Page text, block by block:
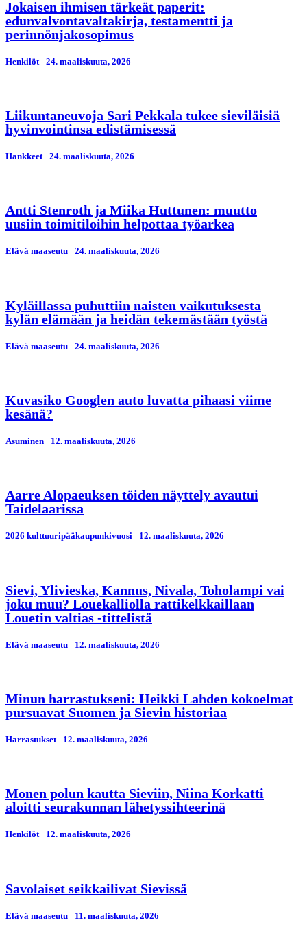
Jokaisen ihmisen tärkeät paperit:
edunvalvontavaltakirja, testamentti ja
perinnönjakosopimus
Henkilöt 24. maaliskuuta, 2026
Liikuntaneuvoja Sari Pekkala tukee sieviläisiä
hyvinvointinsa edistämisessä
Hankkeet 24. maaliskuuta, 2026
Antti Stenroth ja Miika Huttunen: muutto
uusiin toimitiloihin helpottaa työarkea
Elävä maaseutu 24. maaliskuuta, 2026
Kyläillassa puhuttiin naisten vaikutuksesta
kylän elämään ja heidän tekemästään työstä
Elävä maaseutu 24. maaliskuuta, 2026
Kuvasiko Googlen auto luvatta pihaasi viime
kesänä?
Asuminen 12. maaliskuuta, 2026
Aarre Alopaeuksen töiden näyttely avautui
Taidelaarissa
2026 kulttuuripääkaupunkivuosi 12. maaliskuuta, 2026
Sievi, Ylivieska, Kannus, Nivala, Toholampi vai
joku muu? Louekalliolla rattikelkkaillaan
Louetin valtias -tittelistä
Elävä maaseutu 12. maaliskuuta, 2026
Minun harrastukseni: Heikki Lahden kokoelmat
pursuavat Suomen ja Sievin historiaa
Harrastukset 12. maaliskuuta, 2026
Monen polun kautta Sieviin, Niina Korkatti
aloitti seurakunnan lähetyssihteerinä
Henkilöt 12. maaliskuuta, 2026
Savolaiset seikkailivat Sievissä
Elävä maaseutu 11. maaliskuuta, 2026